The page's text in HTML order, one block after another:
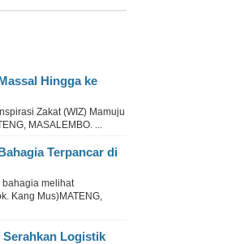
Hingga ke
Zakat (WIZ) Mamuju
MASALEMBO. ...
Terpancar di
bahagia melihat
Kang Mus)MATENG,
Serahkan Logistik